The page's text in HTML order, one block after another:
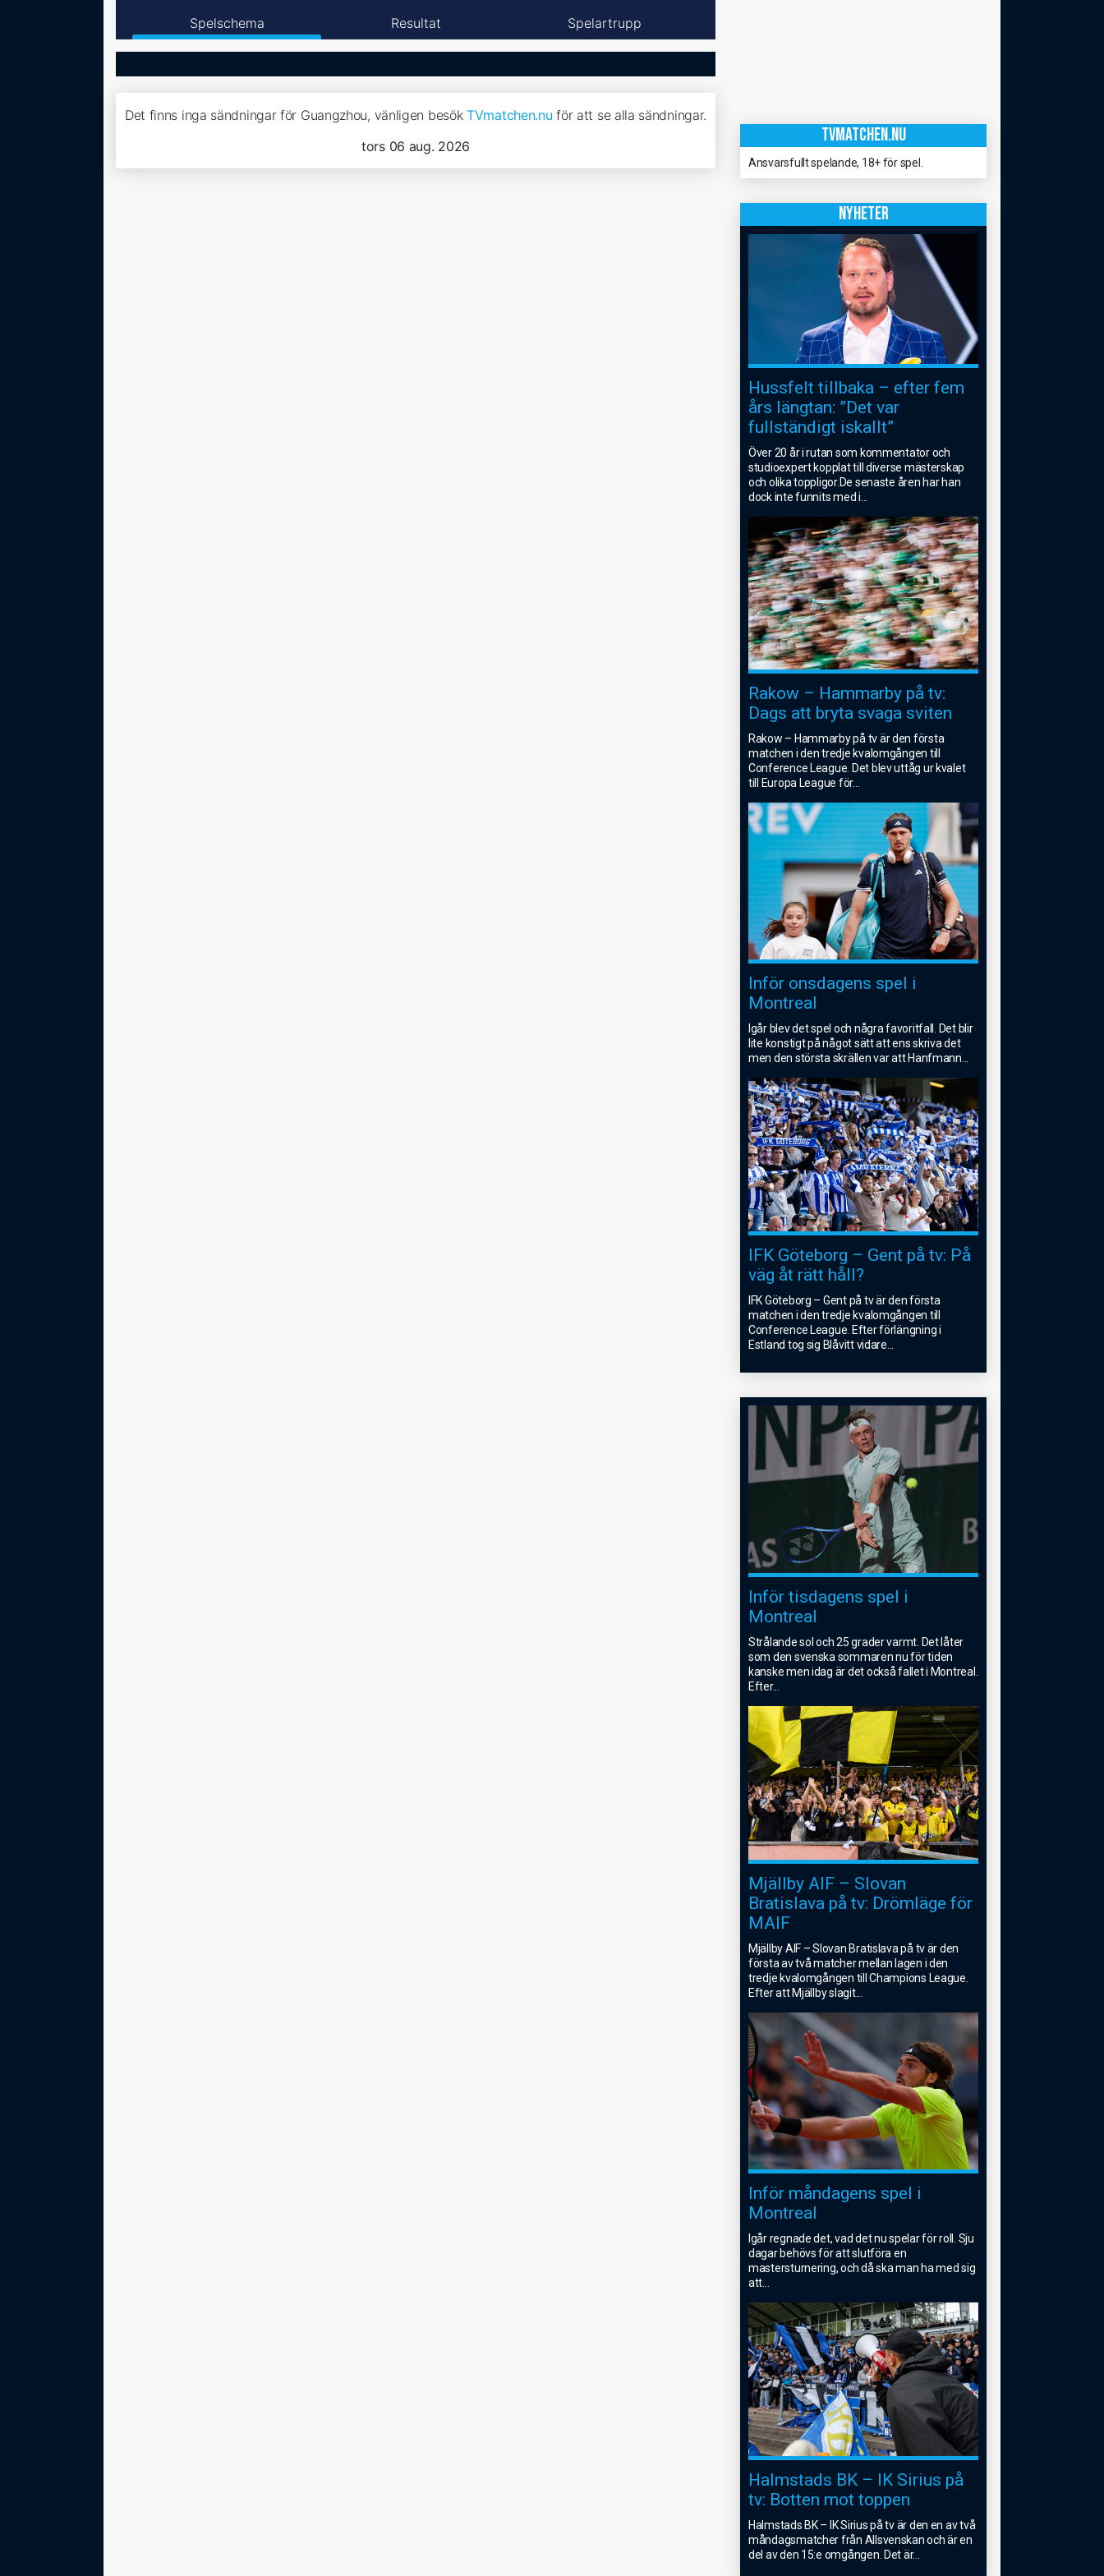
Spelschema Resultat Spelartrupp
Det finns inga sändningar för Guangzhou, vänligen besökTVmatchen.nu för att se alla sändningar.
tors 06 aug. 2026
TVMATCHEN.NU
Ansvarsfullt spelande, 18+ för spel.
NYHETER
Hussfelt tillbaka – efter fem
års längtan: ”Det var
fullständigt iskallt”
Över 20 år i rutan som kommentator och
studioexpert kopplat till diverse mästerskap
och olika toppligor.De senaste åren har han
dock inte funnits med i
Rakow – Hammarby på tv:
Dags att bryta svaga sviten
Rakow – Hammarby på tv är den första
matchen i den tredje kvalomgången till
Conference League. Det blev uttåg ur kvalet
till Europa League för...
Inför onsdagens spel i
Montreal
Igår blev det spel och några favoritfall. Det blir
lite konstigt på något sätt att ens skriva det
men den största skrällen var att Hanfmann
IFK Göteborg – Gent på tv: På
väg åt rätt håll?
IFK Göteborg – Gent på tv är den första
matchen i den tredje kvalomgången till
Conference League. Efter förlängning i
Estland tog sig Blåvitt vidare
Inför tisdagens spel i
Montreal
Strålande sol och 25 grader varmt. Det låter
som den svenska sommaren nu för tiden
kanske men idag är det också fallet i Montreal.
Efter...
Mjällby AIF – Slovan
Bratislava på tv: Drömläge för
MAIF
Mjällby AIF – Slovan Bratislava på tv är den
första av två matcher mellan lagen i den
tredje kvalomgången till Champions League.
Efter att Mjällby slagit...
Inför måndagens spel i
Montreal
Igår regnade det, vad det nu spelar för roll. Sju
dagar behövs för att slutföra en
mastersturnering, och då ska man ha med sig
att...
Halmstads BK – IK Sirius på
tv: Botten mot toppen
Halmstads BK – IK Sirius på tv är den en av två
måndagsmatcher från Allsvenskan och är en
del av den 15:e omgången. Det är...